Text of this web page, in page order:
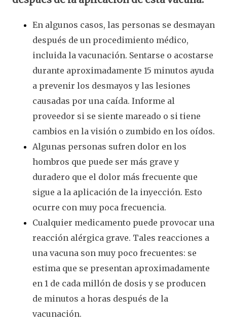
En algunos casos, las personas se desmayan
después de un procedimiento médico,
incluida la vacunación. Sentarse o acostarse
durante aproximadamente 15 minutos ayuda
a prevenir los desmayos y las lesiones
causadas por una caída. Informe al
proveedor si se siente mareado o si tiene
cambios en la visión o zumbido en los oídos.
Algunas personas sufren dolor en los
hombros que puede ser más grave y
duradero que el dolor más frecuente que
sigue a la aplicación de la inyección. Esto
ocurre con muy poca frecuencia.
Cualquier medicamento puede provocar una
reacción alérgica grave. Tales reacciones a
una vacuna son muy poco frecuentes: se
estima que se presentan aproximadamente
en 1 de cada millón de dosis y se producen
de minutos a horas después de la
vacunación.